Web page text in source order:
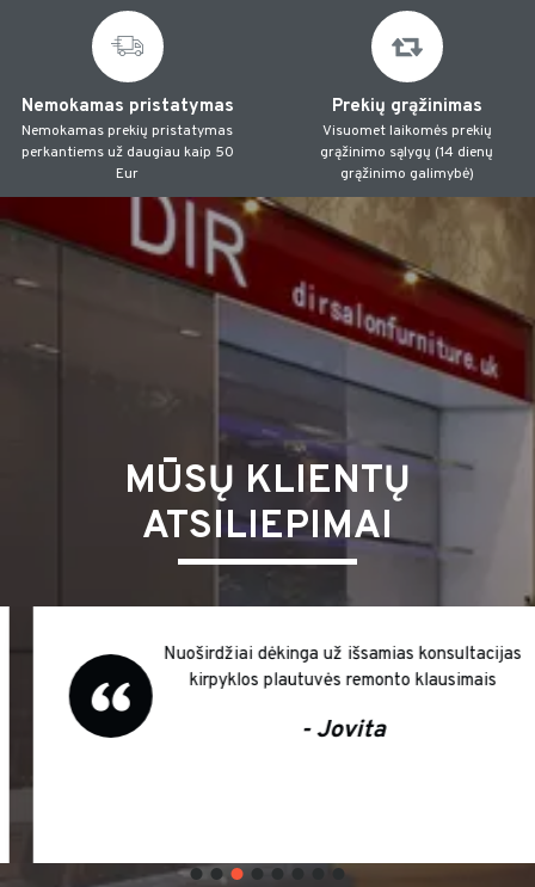
Nemokamas pristatymas
Nemokamas prekių pristatymas
perkantiems už daugiau kaip 50
Eur
Prekių grąžinimas
Visuomet laikomės prekių
grąžinimo sąlygų (14 dienų
grąžinimo galimybė)
MŪSŲ KLIENTŲ
ATSILIEPIMAI
Nuoširdžiai dėkinga už išsamias konsultacijas
kirpyklos plautuvės remonto klausimais
- Jovita